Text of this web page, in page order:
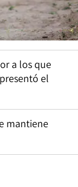
a los que
el
mantiene